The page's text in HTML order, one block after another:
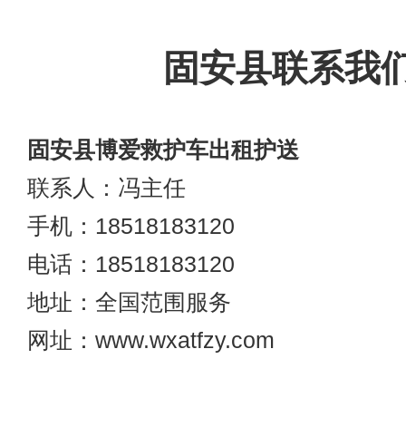
固安县联系我
固安县博爱救护车出租护送
联系人：冯主任
手机：18518183120
电话：18518183120
地址：全国范围服务
网址：www.wxatfzy.com